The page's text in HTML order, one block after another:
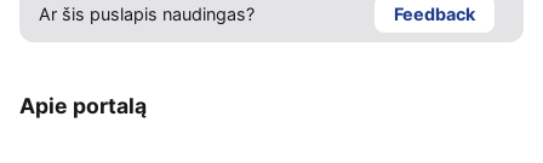
Ar šis puslapis naudingas? Feedback
Apie portalą